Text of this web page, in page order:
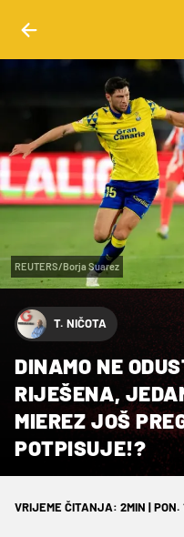
REUTERS/Borja Suarez
T. NIČOTA
DINAMO NE
RIJEŠENA,
MIEREZ JOŠ
POTPISUJE!?
VRIJEME ČITANJA: 2MIN |